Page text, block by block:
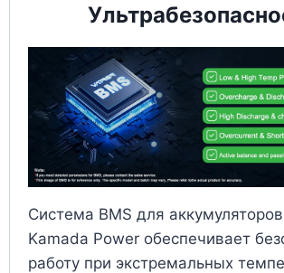
Система BMS для
Kamada Power обеспечивает
работу при экстремальных